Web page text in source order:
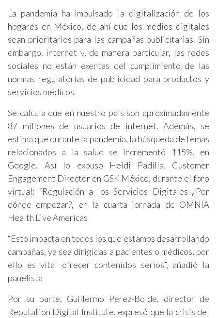
La pandemia ha impulsado la digitalización de los
hogares en México, de ahí que los medios digitales
sean prioritarios para las campañas publicitarias. Sin
embargo, internet y, de manera particular, las redes
sociales no están exentas del cumplimiento de las
normas regulatorias de publicidad para productos y
servicios médicos.
Se calcula que en nuestro país son aproximadamente
87 millones de usuarios de internet. Además, se
estima que durante la pandemia, la búsqueda de temas
relacionados a la salud se incrementó 115%, en
Google. Así lo expuso Heidi Padilla, Customer
Engagement Director en GSK México, durante el foro
virtual: “Regulación a los Servicios Digitales ¿Por
dónde empezar?, en la cuarta jornada de OMNIA
Health Live Americas
“Esto impacta en todos los que estamos desarrollando
campañas, ya sea dirigidas a pacientes o médicos, por
ello es vital ofrecer contenidos serios”, añadió la
panelista
Por su parte, Guillermo Pérez-Bolde, director de
Reputation Digital Institute, expresó que la crisis del